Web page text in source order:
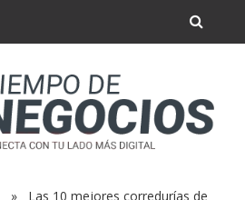
» Las 10 mejores corredurías de